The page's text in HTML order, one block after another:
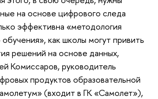
на основе цифрового следа
эффективна «методология
обучения», как школы могут привить
решений на основе данных,
Комиссаров, руководитель
продуктов образовательной
(входит в ГК «Самолет»),